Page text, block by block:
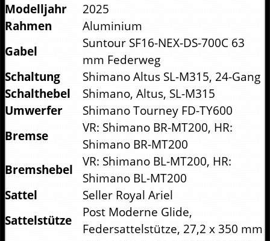
Modelljahr
2025
Rahmen
Aluminium
Gabel
Suntour SF16-NEX-DS-700C 63
mm Federweg
Schaltung
Shimano Altus SL-M315, 24-Gang
Schalthebel
Shimano, Altus, SL-M315
Umwerfer
Shimano Tourney FD-TY600
Bremse
VR: Shimano BR-MT200, HR:
Shimano BR-MT200
Bremshebel
VR: Shimano BL-MT200, HR:
Shimano BL-MT200
Sattel
Seller Royal Ariel
Sattelstütze
Post Moderne Glide,
Federsattelstütze, 27,2 x 350 mm